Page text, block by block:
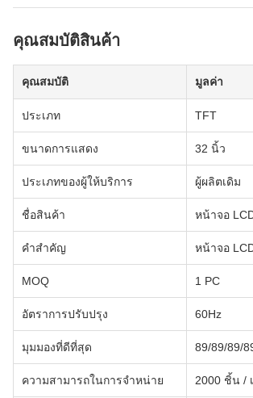
คุณสมบัติสินค้า
คุณสมบัติ มูลค่า
ประเภท TFT
ขนาดการแสดง 32 นิ้ว
ประเภทของผู้ให้บริการ ผู้ผลิตเดิม
ชื่อสินค้า หน้าจอ
คําสําคัญ หน้าจอ
MOQ 1 PC
อัตราการปรับปรุง 60Hz
มุมมองที่ดีที่สุด 89/89/89/
ความสามารถในการจําหน่าย 2000 ชิ้น /